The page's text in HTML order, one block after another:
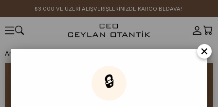
₺3.000 VE ÜZERİ ALIŞVERİŞLERİNİZDE KARGO BEDAVA!
Anasayfa ×
🔒